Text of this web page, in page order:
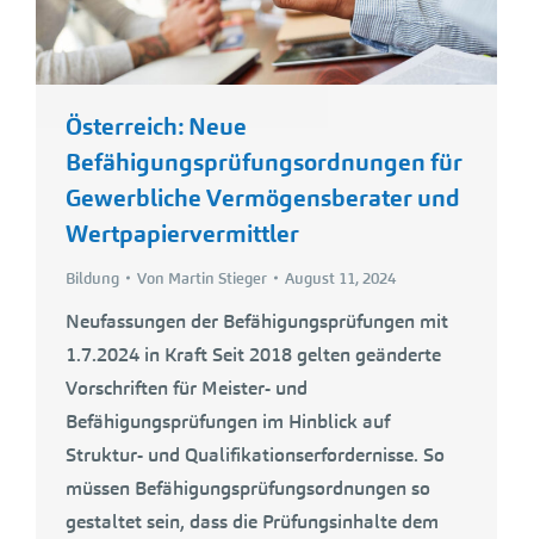
Österreich: Neue
Befähigungsprüfungsordnungen für
Gewerbliche Vermögensberater und
Wertpapiervermittler
Bildung Von Martin Stieger August 11, 2024
Neufassungen der Befähigungsprüfungen mit
1.7.2024 in Kraft Seit 2018 gelten geänderte
Vorschriften für Meister- und
Befähigungsprüfungen im Hinblick auf
Struktur- und Qualifikationserfordernisse. So
müssen Befähigungsprüfungsordnungen so
gestaltet sein, dass die Prüfungsinhalte dem